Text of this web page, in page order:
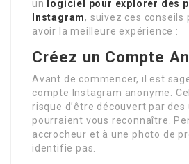
un
logiciel pour explorer des
Instagram, suivez ces conseils
avoir la meilleure expérience :
Créez un Compte
Avant de commencer, il est
compte Instagram anonyme.
risque d’être découvert par
pourraient vous reconnaître.
accrocheur et à une photo de
identifie pas.